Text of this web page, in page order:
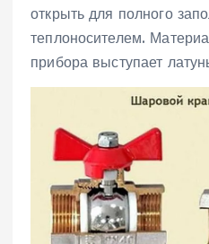
открыть для полного
теплоносителем.
прибора выступает